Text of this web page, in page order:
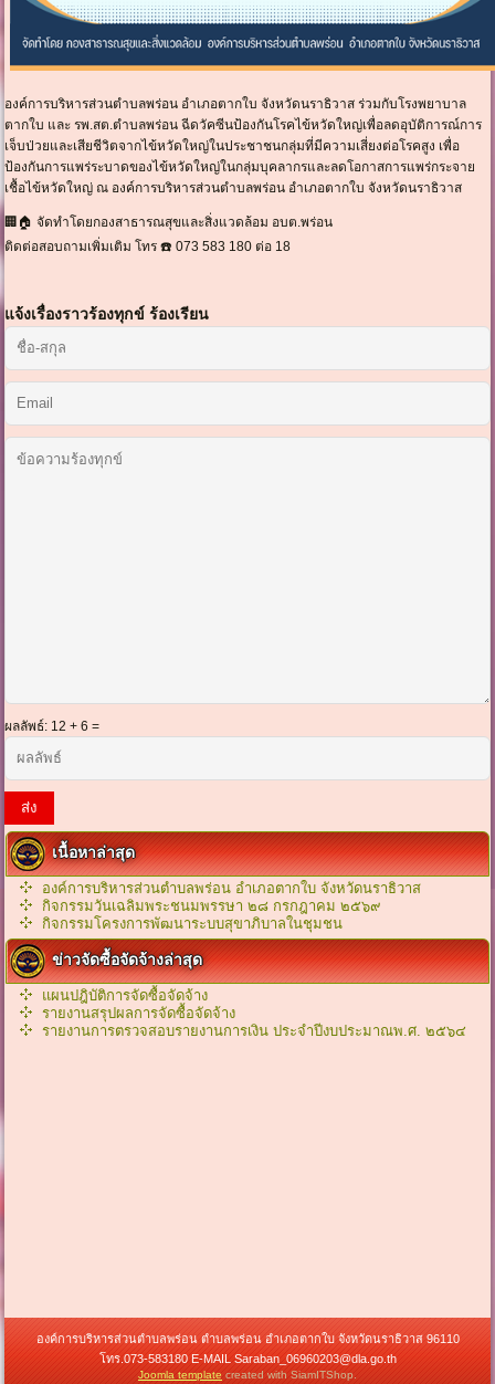
องค์การบริหารส่วนตำบลพร่อน อำเภอตากใบ จังหวัดนราธิวาส ร่วมกับโรงพยาบาล
ตากใบ และ รพ.สต.ตำบลพร่อน ฉีดวัคซีนป้องกันโรคไข้หวัดใหญ่เพื่อลดอุบัติการณ์การ
เจ็บป่วยและเสียชีวิตจากไข้หวัดใหญ่ในประชาชนกลุ่มที่มีความเสี่ยงต่อโรคสูง เพื่อ
ป้องกันการแพร่ระบาดของไข้หวัดใหญ่ในกลุ่มบุคลากรและลดโอกาสการแพร่กระจาย
เชื้อไข้หวัดใหญ่ ณ องค์การบริหารส่วนตำบลพร่อน อำเภอตากใบ จังหวัดนราธิวาส
🏢🏠 จัดทำโดยกองสาธารณสุขและสิ่งแวดล้อม อบต.พร่อน
ติดต่อสอบถามเพิ่มเติม โทร ☎️ 073 583 180 ต่อ 18
แจ้งเรื่องราวร้องทุกข์ ร้องเรียน
ผลลัพธ์: 12 + 6 =
ส่ง
เนื้อหาล่าสุด
องค์การบริหารส่วนตำบลพร่อน อำเภอตากใบ จังหวัดนราธิวาส
กิจกรรมวันเฉลิมพระชนมพรรษา ๒๘ กรกฎาคม ๒๕๖๙
กิจกรรมโครงการพัฒนาระบบสุขาภิบาลในชุมชน
ข่าวจัดซื้อจัดจ้างล่าสุด
แผนปฎิบัติการจัดซื้อจัดจ้าง
รายงานสรุปผลการจัดซื้อจัดจ้าง
รายงานการตรวจสอบรายงานการเงิน ประจำปีงบประมาณพ.ศ. ๒๕๖๔
องค์การบริหารส่วนตำบลพร่อน ตำบลพร่อน อำเภอตากใบ จังหวัดนราธิวาส 96110
โทร.073-583180 E-MAIL Saraban_06960203@dla.go.th
Joomla template created with SiamITShop.